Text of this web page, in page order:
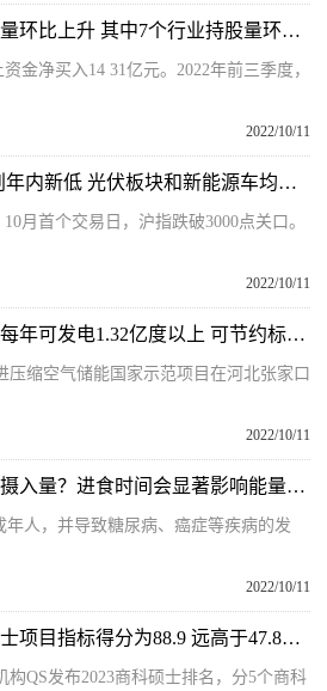
北上资金12个行业持股量环比上升 其中7个行业持股量环比增幅超5%
金净买入14 31亿元。2022年前三季度，
2022/10/11
半导体板块大跌近6%创年内新低 光伏板块和新能源车均大跌近两成
月首个交易日，沪指跌破3000点关口。
2022/10/11
新型压缩空气储能电站每年可发电1.32亿度以上 可节约标准煤4.2万吨
压缩空气储能国家示范项目在河北张家口
2022/10/11
晚进食如何影响卡路里摄入量？进食时间会显著影响能量消耗和食欲
年人，并导致糖尿病、癌症等疾病的发
2022/10/11
港中大数据科学理学硕士项目指标得分为88.9 远高于47.8的全球平均分
构QS发布2023商科硕士排名，分5个商科